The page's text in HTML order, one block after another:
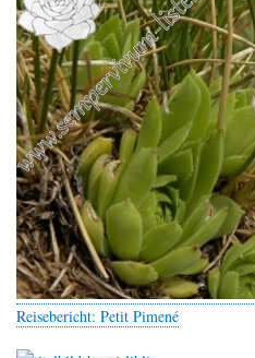
Reisebericht: Petit Pimené